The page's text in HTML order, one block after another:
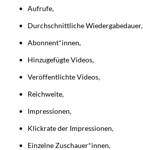
Aufrufe,
Durchschnittliche Wiedergabedauer,
Abonnent*innen,
Hinzugefügte Videos,
Veröffentlichte Videos,
Reichweite,
Impressionen,
Klickrate der Impressionen,
Einzelne Zuschauer*innen,